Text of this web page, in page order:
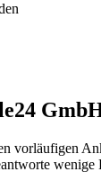
vorläufigen